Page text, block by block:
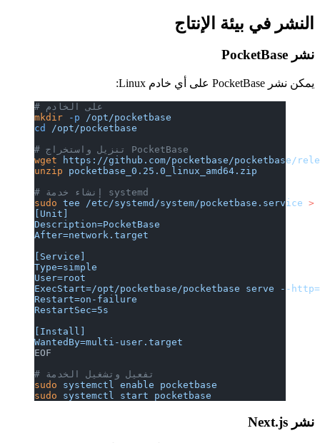
النشر في بيئة الإنتاج
نشر PocketBase
يمكن نشر PocketBase على أي خادم Linux:
# على الخادم
mkdir
-p /opt/pocketbase
cd /opt/pocketbase
# تنزيل واستخراج PocketBase
wget
https://github.com/pocketbase/pocketbase/
unzip pocketbase_0.25.0_linux_amd64.zip
# إنشاء خدمة systemd
sudo tee /etc/systemd/system/pocketbase.service >
[Unit]
Description=PocketBase
After=network.target
[Service]
Type=simple
User=root
ExecStart=/opt/pocketbase/pocketbase serve --
Restart=on-failure
RestartSec=5s
[Install]
WantedBy=multi-user.target
EOF
# تفعيل وتشغيل الخدمة
sudo systemctl enable pocketbase
sudo systemctl start pocketbase
نشر Next.js